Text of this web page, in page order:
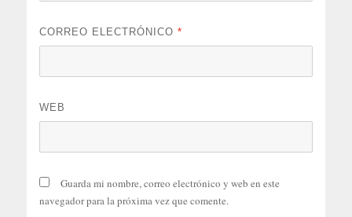
CORREO ELECTRÓNICO*
WEB
Guarda mi nombre, correo electrónico y web en este
navegador para la próxima vez que comente.